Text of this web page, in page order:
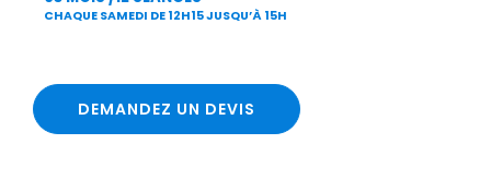
CHAQUE SAMEDI DE 12H15 JUSQU’À 15H
DEMANDEZ UN DEVIS